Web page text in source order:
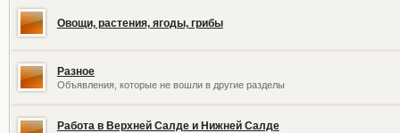
Овощи, растения, ягоды, грибы
Разное
Объявления, которые не вошли в другие разделы
Работа в Верхней Салде и Нижней Салде